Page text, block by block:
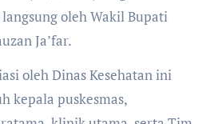
oleh Wakil Bupati
Ja’far.
oleh Dinas Kesehatan ini
kepala puskesmas,